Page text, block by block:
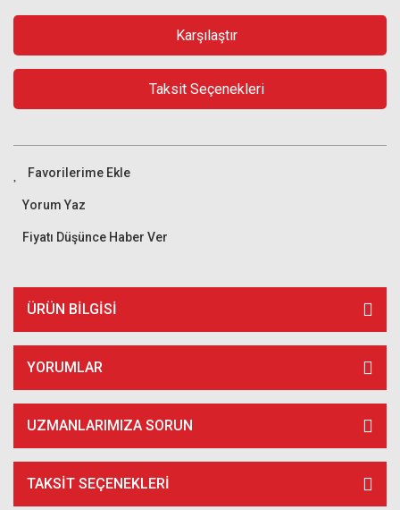
Karşılaştır
Taksit Seçenekleri
Yorum Yaz
Fiyatı Düşünce Haber Ver
ÜRÜN BILGISI
YORUMLAR
UZMANLARIMIZA SORUN
TAKSIT SEÇENEKLERI